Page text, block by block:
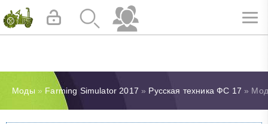
Моды » Farming Simulator 2017 » Русская техника ФС 17 »